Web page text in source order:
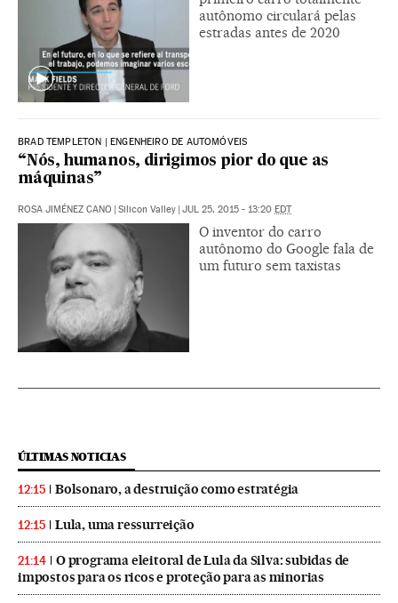
autônomo circulará pelas
estradas antes de 2020
BRAD TEMPLETON | ENGENHEIRO DE AUTOMÓVEIS
“Nós, humanos, dirigimos pior do que as
máquinas”
ROSA JIMÉNEZ CANO | Silicon Valley | JUL 25, 2015 - 13:20 EDT
O inventor do carro
autônomo do Google fala de
um futuro sem taxistas
ÚLTIMAS NOTICIAS
12:15 Bolsonaro, a destruição como estratégia
12:15 Lula, uma ressurreição
21:14
O programa eleitoral de Lula da Silva: subidas de
impostos para os ricos e proteção para as minorias